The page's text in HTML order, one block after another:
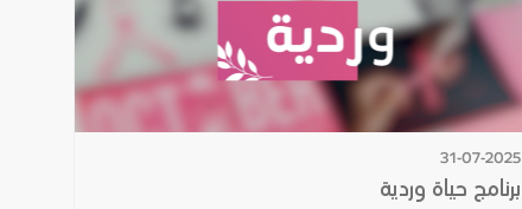
31-07-2025
برنامج حياة وردية